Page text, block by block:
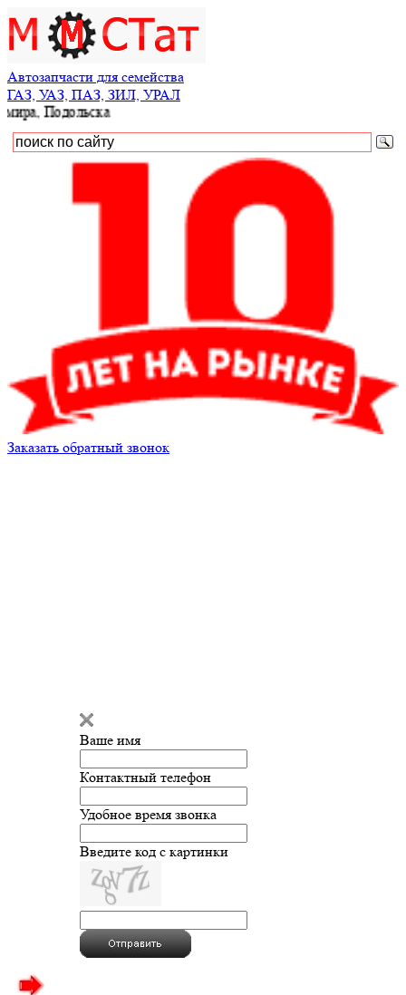
Автозапчасти для семейства
ГАЗ, УАЗ, ПАЗ, ЗИЛ, УРАЛ
Заказать обратный звонок
Ваше имя
Контактный телефон
Удобное время звонка
Введите код с картинки
Введите сообщение